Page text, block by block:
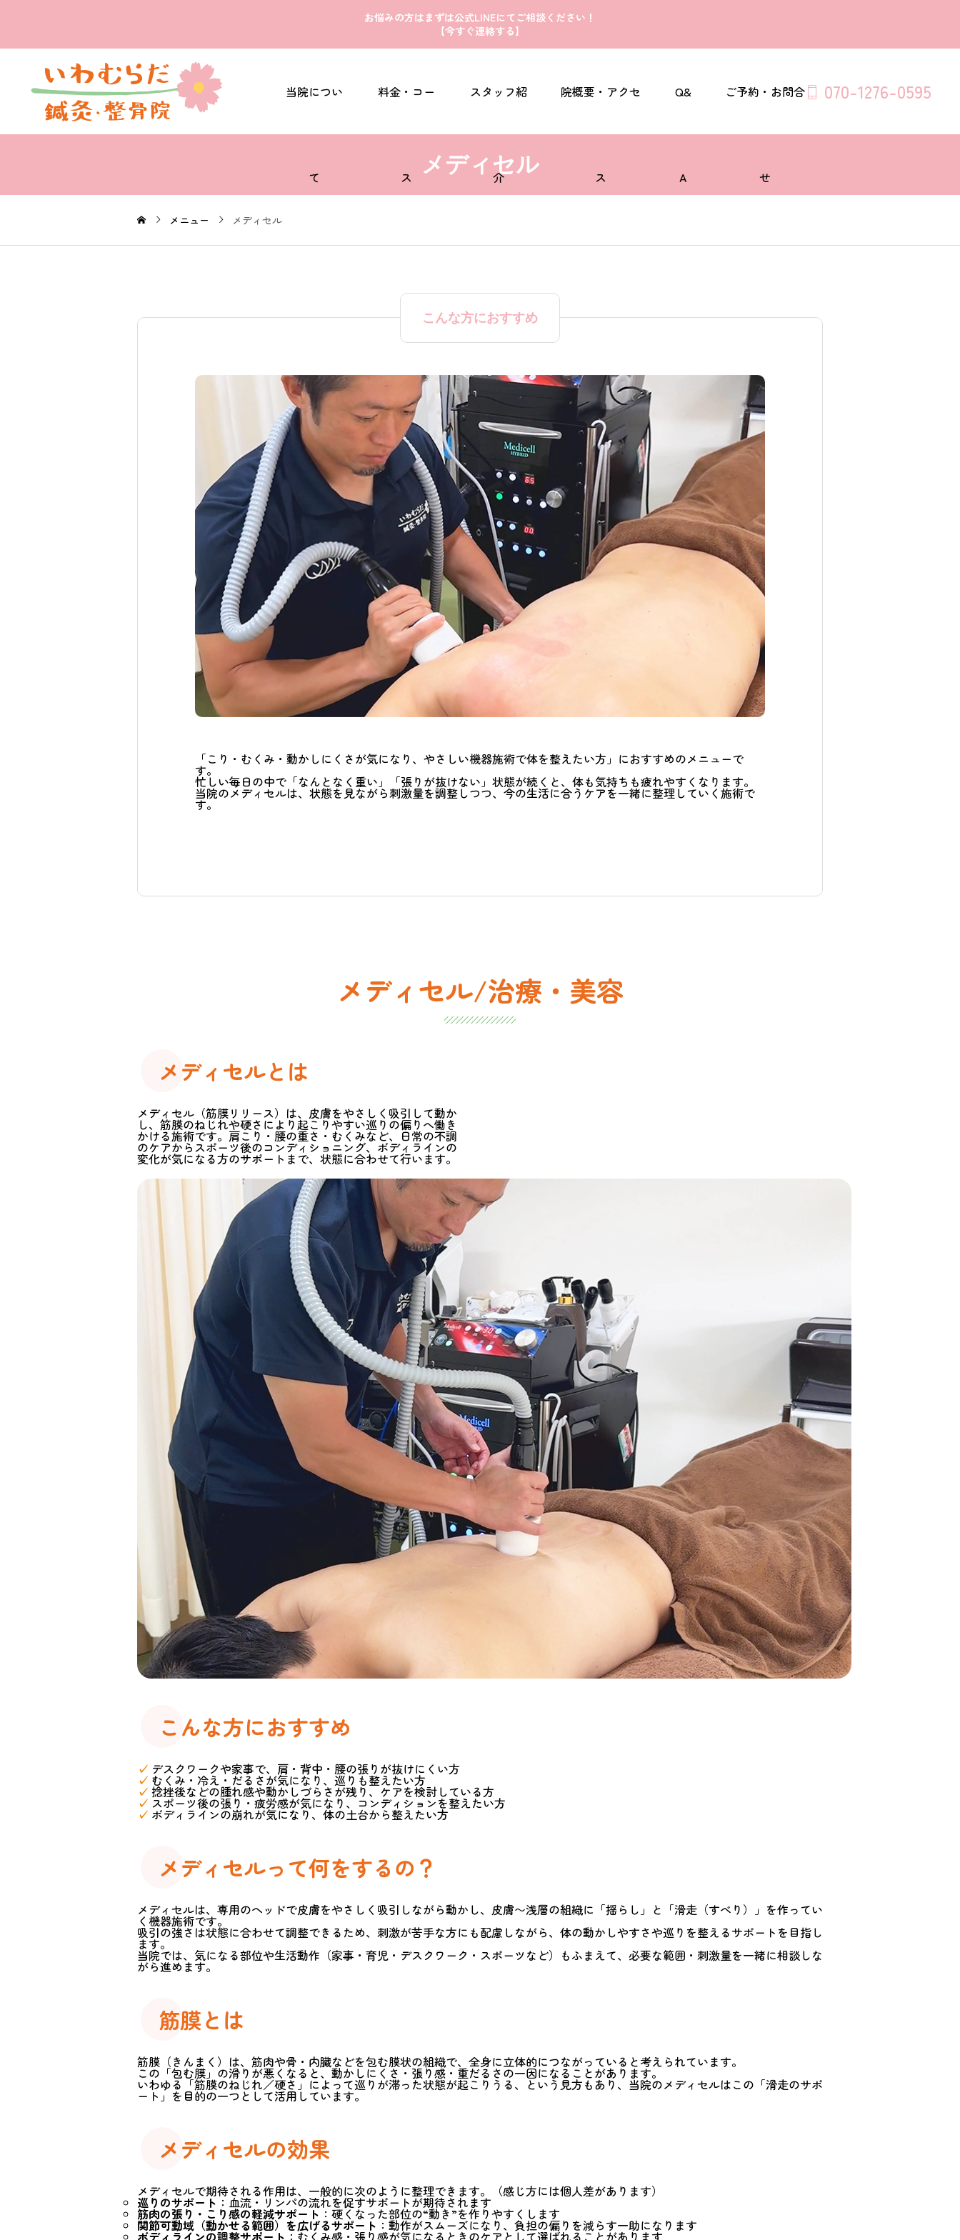
お悩みの方はまずは公式LINEにてご相談ください！
【今すぐ連絡する】
当院につい
て
料金・コー
ス
スタッフ紹
介
院概要・アクセ
ス
Q&
A
ご予約・お問合
せ
070-1276-0595
メディセル
メニュー メディセル
こんな方におすすめ
「こり・むくみ・動かしにくさが気になり、やさしい機器施術で体を整えたい方」におすすめのメニューで
す。
忙しい毎日の中で「なんとなく重い」「張りが抜けない」状態が続くと、体も気持ちも疲れやすくなります。
当院のメディセルは、状態を見ながら刺激量を調整しつつ、今の生活に合うケアを一緒に整理していく施術で
す。
メディセル/治療・美容
メディセルとは
メディセル（筋膜リリース）は、皮膚をやさしく吸引して動か
し、筋膜のねじれや硬さにより起こりやすい巡りの偏りへ働き
かける施術です。肩こり・腰の重さ・むくみなど、日常の不調
のケアからスポーツ後のコンディショニング、ボディラインの
変化が気になる方のサポートまで、状態に合わせて行います。
こんな方におすすめ
✓ デスクワークや家事で、肩・背中・腰の張りが抜けにくい方
✓ むくみ・冷え・だるさが気になり、巡りも整えたい方
✓ 捻挫後などの腫れ感や動かしづらさが残り、ケアを検討している方
✓ スポーツ後の張り・疲労感が気になり、コンディションを整えたい方
✓ ボディラインの崩れが気になり、体の土台から整えたい方
メディセルって何をするの？
メディセルは、専用のヘッドで皮膚をやさしく吸引しながら動かし、皮膚〜浅層の組織に「揺らし」と「滑走（すべり）」を作ってい
く機器施術です。
吸引の強さは状態に合わせて調整できるため、刺激が苦手な方にも配慮しながら、体の動かしやすさや巡りを整えるサポートを目指し
ます。
当院では、気になる部位や生活動作（家事・育児・デスクワーク・スポーツなど）もふまえて、必要な範囲・刺激量を一緒に相談しな
がら進めます。
筋膜とは
筋膜（きんまく）は、筋肉や骨・内臓などを包む膜状の組織で、全身に立体的につながっていると考えられています。
この「包む膜」の滑りが悪くなると、動かしにくさ・張り感・重だるさの一因になることがあります。
いわゆる「筋膜のねじれ／硬さ」によって巡りが滞った状態が起こりうる、という見方もあり、当院のメディセルはこの「滑走のサポ
ート」を目的の一つとして活用しています。
メディセルの効果
メディセルで期待される作用は、一般的に次のように整理できます。（感じ方には個人差があります）
巡りのサポート ：血流・リンパの流れを促すサポートが期待されます
筋肉の張り・こり感の軽減サポート ：硬くなった部位の“動き”を作りやすくします
関節可動域（動かせる範囲）を広げるサポート：動作がスムーズになり、負担の偏りを減らす一助になります
ボディラインの調整サポート ：むくみ感・張り感が気になるときのケアとして選ばれることがあります